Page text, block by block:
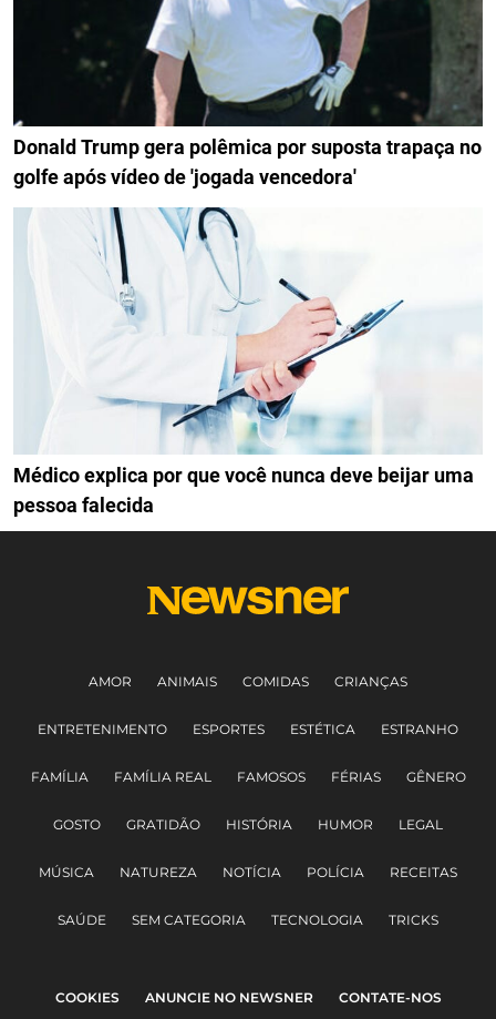
Donald Trump gera polêmica por suposta trapaça no
golfe após vídeo de 'jogada vencedora'
Médico explica por que você nunca deve beijar uma
pessoa falecida
AMOR ANIMAIS COMIDAS CRIANÇAS
ENTRETENIMENTO ESPORTES ESTÉTICA ESTRANHO
FAMÍLIA FAMÍLIA REAL FAMOSOS FÉRIAS GÊNERO
GOSTO GRATIDÃO HISTÓRIA HUMOR LEGAL
MÚSICA NATUREZA NOTÍCIA POLÍCIA RECEITAS
SAÚDE SEM CATEGORIA TECNOLOGIA TRICKS
COOKIES ANUNCIE NO NEWSNER CONTATE-NOS